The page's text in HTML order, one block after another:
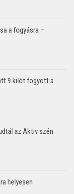
a fogyásra –
9 kilót fogyott a
az Aktiv szén
helyesen